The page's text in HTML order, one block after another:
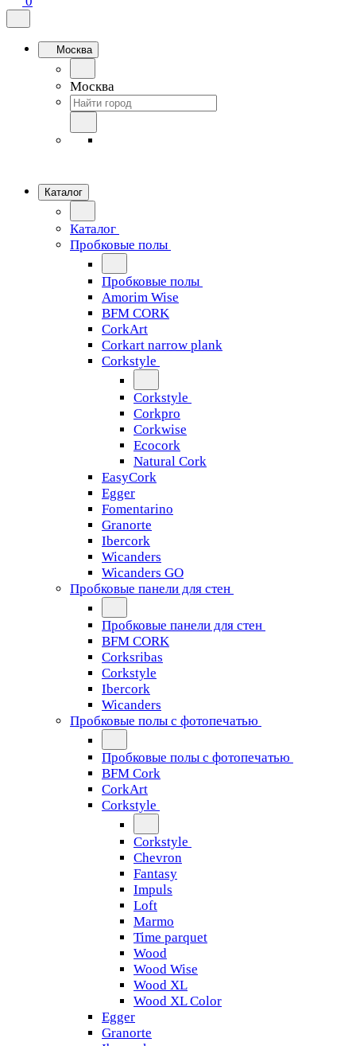
Москва
Москва
Каталог
Каталог
Пробковые полы
Пробковые полы
Amorim Wise
BFM CORK
CorkArt
Corkart narrow plank
Corkstyle
Corkstyle
Corkpro
Corkwise
Ecocork
Natural Cork
EasyCork
Egger
Fomentarino
Granorte
Ibercork
Wicanders
Wicanders GO
Пробковые панели для стен
Пробковые панели для стен
BFM CORK
Corksribas
Corkstyle
Ibercork
Wicanders
Пробковые полы с фотопечатью
Пробковые полы с фотопечатью
BFM Cork
CorkArt
Corkstyle
Corkstyle
Chevron
Fantasy
Impuls
Loft
Marmo
Time parquet
Wood
Wood Wise
Wood XL
Wood XL Color
Egger
Granorte